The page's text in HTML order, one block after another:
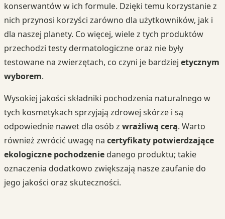
konserwantów w ich formule. Dzięki temu korzystanie z
nich przynosi korzyści zarówno dla użytkowników, jak i
dla naszej planety. Co więcej, wiele z tych produktów
przechodzi testy dermatologiczne oraz nie były
testowane na zwierzętach, co czyni je bardziej etycznym
wyborem.
Wysokiej jakości składniki pochodzenia naturalnego w
tych kosmetykach sprzyjają zdrowej skórze i są
odpowiednie nawet dla osób z wrażliwą cerą. Warto
również zwrócić uwagę na certyfikaty potwierdzające
ekologiczne pochodzenie danego produktu; takie
oznaczenia dodatkowo zwiększają nasze zaufanie do
jego jakości oraz skuteczności.